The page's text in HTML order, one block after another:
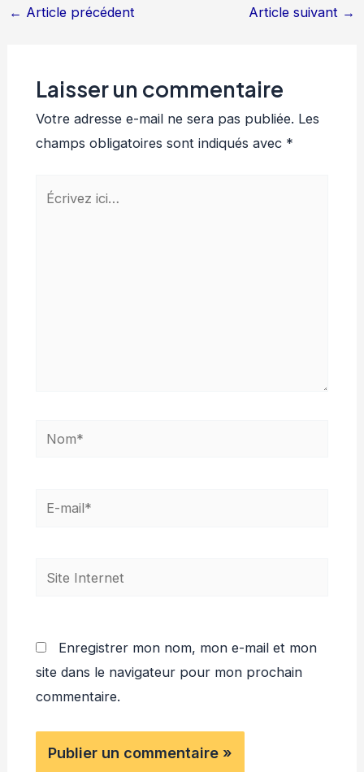
← Article précédent Article suivant →
Laisser un commentaire
Votre adresse e-mail ne sera pas publiée. Les
champs obligatoires sont indiqués avec *
Écrivez
Nom*
E-
Site
Enregistrer mon nom, mon e-mail et mon
site dans le navigateur pour mon prochain
commentaire.